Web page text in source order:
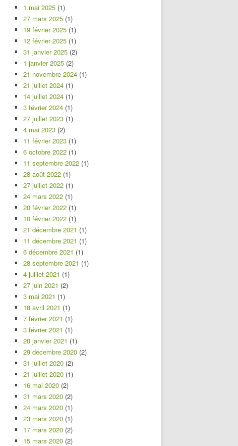
1 mai 2025 (1)
27 mars 2025 (1)
19 février 2025 (1)
12 février 2025 (1)
31 janvier 2025 (2)
1 janvier 2025 (2)
21 novembre 2024 (1)
21 juillet 2024 (1)
14 juillet 2024 (1)
3 février 2024 (1)
27 juillet 2023 (1)
4 mai 2023 (2)
11 février 2023 (1)
6 octobre 2022 (1)
11 septembre 2022 (1)
28 août 2022 (1)
27 juillet 2022 (1)
24 mars 2022 (1)
20 février 2022 (1)
10 février 2022 (1)
21 décembre 2021 (1)
11 décembre 2021 (1)
6 décembre 2021 (1)
28 septembre 2021 (1)
4 juillet 2021 (1)
27 juin 2021 (2)
3 mai 2021 (1)
18 avril 2021 (1)
7 février 2021 (1)
3 février 2021 (1)
20 janvier 2021 (1)
29 décembre 2020 (2)
31 juillet 2020 (2)
21 juillet 2020 (1)
16 mai 2020 (2)
31 mars 2020 (2)
24 mars 2020 (1)
23 mars 2020 (1)
17 mars 2020 (2)
15 mars 2020 (2)